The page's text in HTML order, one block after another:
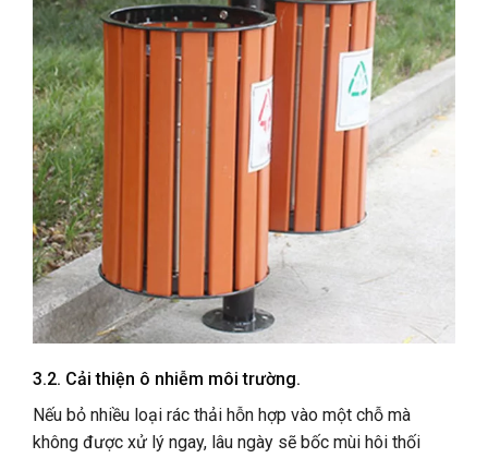
3.2. Cải thiện ô nhiễm môi trường.
Nếu bỏ nhiều loại rác thải hỗn hợp vào một chỗ mà
không được xử lý ngay, lâu ngày sẽ bốc mùi hôi thối